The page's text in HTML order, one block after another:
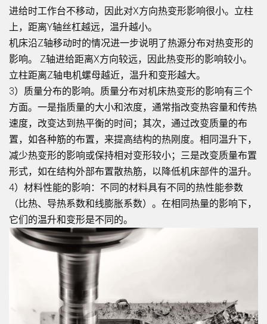
进给时工作台不移动，因此对X方向热变形影响很小。立柱
上，距离Y轴丝杠越远，温升越小。
机床沿Z轴移动时的情况进一步说明了热源分布对热变形的
影响。 Z轴进给距离X方向较远，因此热变形的影响较小。
立柱距离Z轴电机螺母越近，温升和变形越大。
3）质量分布的影响。质量分布对机床热变形的影响有三个
方面。一是指质量的大小和浓度，通常指改变热容量和传热
速度，改变达到热平衡的时间；其次，通过改变质量的布
置，如各种筋的布置，来提高结构的热刚度。相同温升下，
减少热变形的影响或保持相对变形较小；三是改变质量布置
形式，如在结构外部布置散热筋，以降低机床部件的温升。
4）材料性能的影响：不同的材料具有不同的热性能参数
（比热、导热系数和线膨胀系数）。在相同热量的影响下，
它们的温升和变形是不同的。